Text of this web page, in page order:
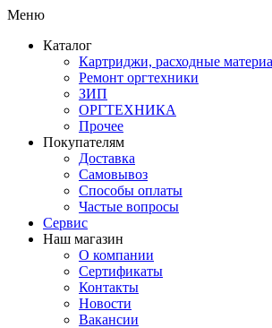
Меню
Каталог
Картриджи, расходные
Ремонт оргтехники
ЗИП
ОРГТЕХНИКА
Прочее
Покупателям
Доставка
Самовывоз
Способы оплаты
Частые вопросы
Сервис
Наш магазин
О компании
Сертификаты
Контакты
Новости
Вакансии